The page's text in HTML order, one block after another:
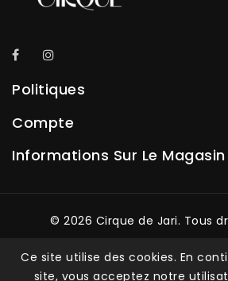
Politiques
Compte
Informations Sur Le Magasin
Ce site utilise des cookies. En
site, vous acceptez notre
© 2026 Cirque de Jari. Tous